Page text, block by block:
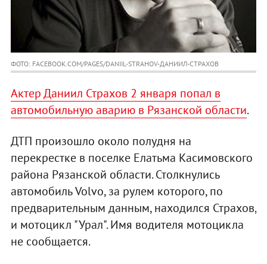
ФОТО: FACEBOOK.COM/PAGES/DANIIL-STRAHOV-ДАНИИЛ-СТРАХОВ
Актер Даниил Страхов 2 января попал в
автомобильную аварию в Рязанской области.
ДТП произошло около полудня на
перекрестке в поселке Елатьма Касимовского
района Рязанской области. Столкнулись
автомобиль Volvo, за рулем которого, по
предварительным данным, находился Страхов,
и мотоцикл "Урал". Имя водителя мотоцикла
не сообщается.